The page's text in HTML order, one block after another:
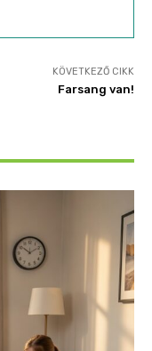
KÖVETKEZŐ CIKK
Farsang van!